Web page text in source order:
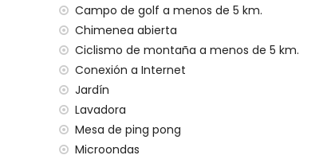
(> 100 kilómetros)
familias con niños
del alquiler de esta casa de vacaciones
24 horas
Campo de golf a menos de 5 km.
Chimenea abierta
Ciclismo de montaña a menos de 5 km.
Conexión a Internet
Jardín
Lavadora
Mesa de ping pong
Microondas